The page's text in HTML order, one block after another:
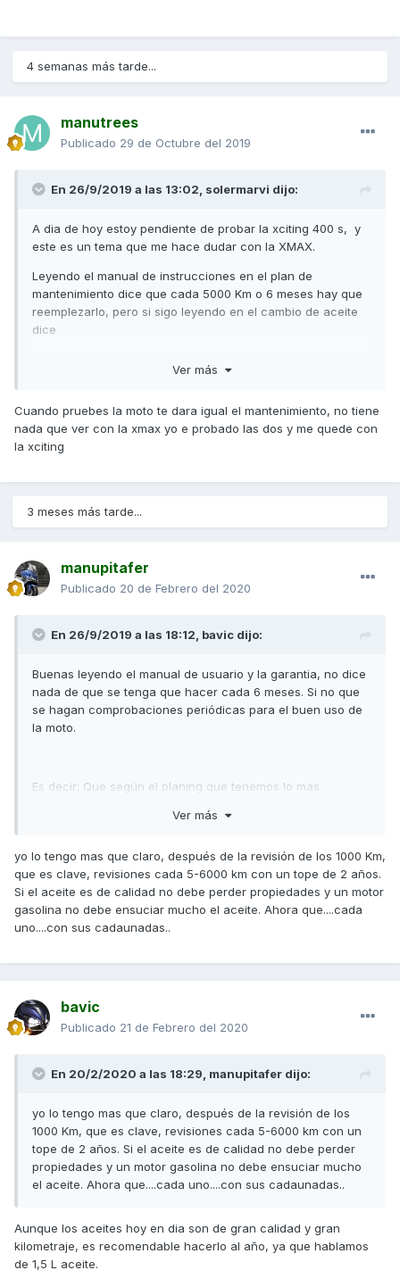
4 semanas más tarde...
manutrees
Publicado 29 de Octubre del 2019
En 26/9/2019 a las 13:02, solermarvi dijo:
A dia de hoy estoy pendiente de probar la xciting 400 s, y
este es un tema que me hace dudar con la XMAX.
Leyendo el manual de instrucciones en el plan de
mantenimiento dice que cada 5000 Km o 6 meses hay que
reemplezarlo, pero si sigo leyendo en el cambio de aceite
dice
se alcanzan en un 1 año, se sugiere cambiar el aceite ya
mecánicos.
Por lo cual yo entiendo, que no hay que hacerlo cada seis
Ver más
Cuando pruebes la moto te dara igual el mantenimiento, no tiene
nada que ver con la xmax yo e probado las dos y me quede con
la xciting
3 meses más tarde...
manupitafer
Publicado 20 de Febrero del 2020
En 26/9/2019 a las 18:12, bavic dijo:
Buenas leyendo el manual de usuario y la garantia, no dice
nada de que se tenga que hacer cada 6 meses. Si no que
se hagan comprobaciones periódicas para el buen uso de
la moto.
Es decir: Que según el planing que tenemos lo mas
pero... y aquí viene lo que debéis de tener en cuenta. Es
libro estipula que "Si no se utiliza el vehículo con
frecuencia, y no llega a los 5k Kilómetros, se sugiere
cambiar el aceite al llegar al año"
Vamos, que no hay que preocuparse. Por parte de la
que os haya ayudado.
Dicho esto y para los "Nuevos" si que es obligatoria pasar
garantía (Asumo que lo sabéis, pero no es malo refrescarlo)
pasar una buena tarde.
Ver más
yo lo tengo mas que claro, después de la revisión de los 1000 Km,
que es clave, revisiones cada 5-6000 km con un tope de 2 años.
Si el aceite es de calidad no debe perder propiedades y un motor
gasolina no debe ensuciar mucho el aceite. Ahora que....cada
uno....con sus cadaunadas..
bavic
Publicado 21 de Febrero del 2020
En 20/2/2020 a las 18:29, manupitafer dijo:
yo lo tengo mas que claro, después de la revisión de los
1000 Km, que es clave, revisiones cada 5-6000 km con un
tope de 2 años. Si el aceite es de calidad no debe perder
propiedades y un motor gasolina no debe ensuciar mucho
el aceite. Ahora que....cada uno....con sus cadaunadas..
Aunque los aceites hoy en dia son de gran calidad y gran
kilometraje, es recomendable hacerlo al año, ya que hablamos
de 1,5 L aceite.